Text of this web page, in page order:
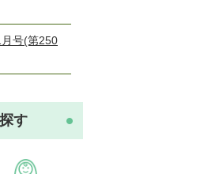
号(第250
す